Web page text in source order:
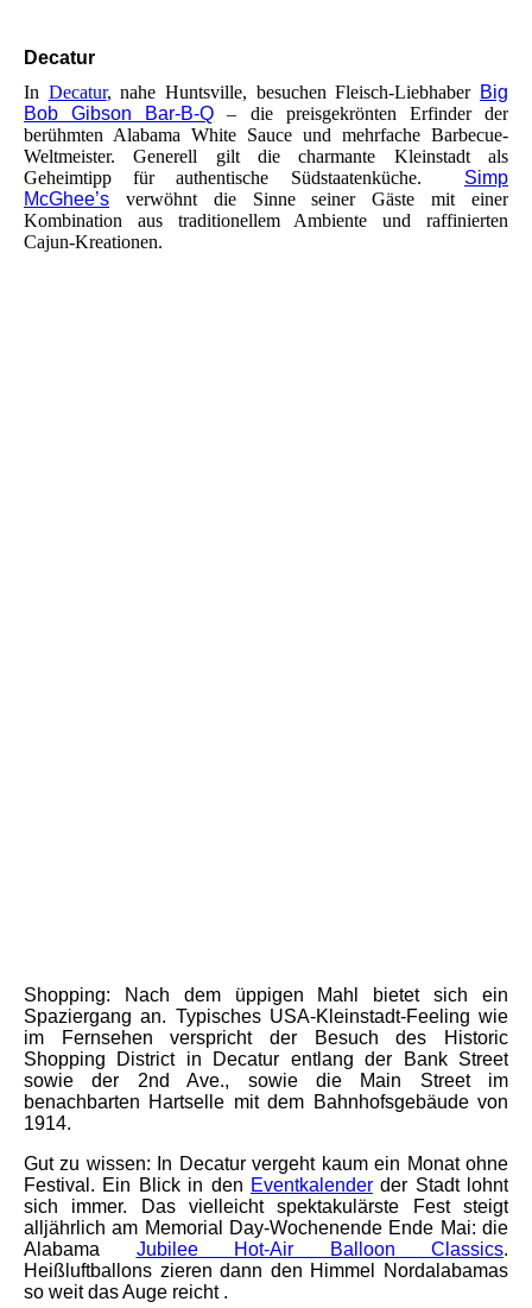
Decatur
In Decatur, nahe Huntsville, besuchen Fleisch-Liebhaber Big
Bob Gibson Bar-B-Q – die preisgekrönten Erfinder der
berühmten Alabama White Sauce und mehrfache Barbecue-
Weltmeister. Generell gilt die charmante Kleinstadt als
Geheimtipp für authentische Südstaatenküche. Simp
McGhee’s verwöhnt die Sinne seiner Gäste mit einer
Kombination aus traditionellem Ambiente und raffinierten
Cajun-Kreationen.
Shopping: Nach dem üppigen Mahl bietet sich ein
Spaziergang an. Typisches USA-Kleinstadt-Feeling wie
im Fernsehen verspricht der Besuch des
Historic
Shopping Districtin Decatur entlang der Bank Street
sowie der 2nd Ave., sowie die Main Street im
benachbarten Hartselle mit dem Bahnhofsgebäude von
1914.
Gut zu wissen: In Decatur vergeht kaum ein Monat ohne
Festival. Ein Blick in den Eventkalenderder Stadt lohnt
sich immer. Das vielleicht spektakulärste Fest steigt
alljährlich am Memorial Day-Wochenende Ende Mai: die
Alabama Jubilee Hot-Air Balloon Classics.
Heißluftballons zieren dann den Himmel Nordalabamas
so weit das Auge reicht .